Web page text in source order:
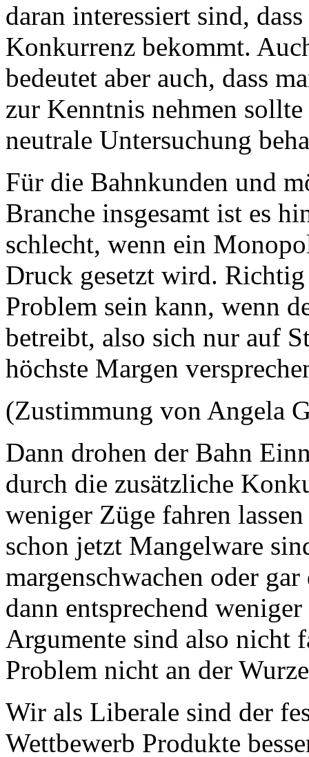
daran interessiert sind,
Konkurrenz bekommt.
bedeutet aber auch, dass
zur Kenntnis nehmen
neutrale Untersuchung
Für die Bahnkunden und
Branche insgesamt ist es
schlecht, wenn ein
Druck gesetzt wird.
Problem sein kann, wenn
betreibt, also sich nur auf
höchste Margen
(Zustimmung von Angela
Dann drohen der Bahn
durch die zusätzliche
weniger Züge fahren
schon jetzt Mangelware
margenschwachen oder
dann entsprechend
Argumente sind also nicht
Problem nicht an der
Wir als Liberale sind der
Wettbewerb Produkte